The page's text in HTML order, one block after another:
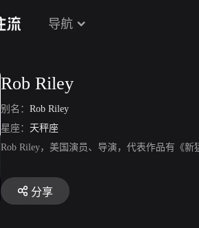
导航
Rob Riley
别名： Rob Riley
星座： 天秤座
Rob Riley，美国演员、导演，代表作品有《
分享